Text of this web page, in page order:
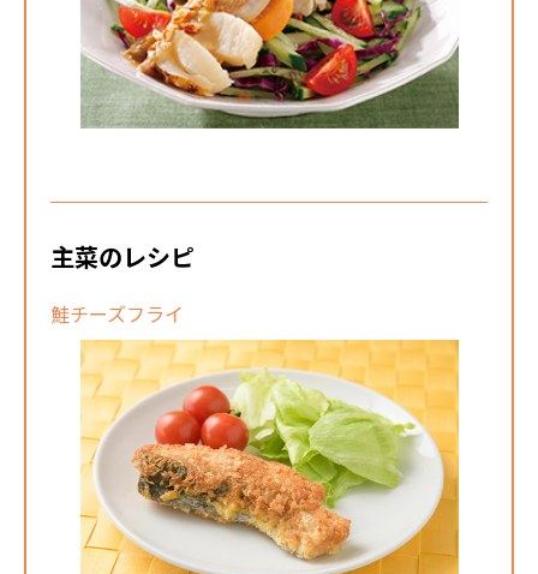
主菜のレシピ
鮭チーズフライ